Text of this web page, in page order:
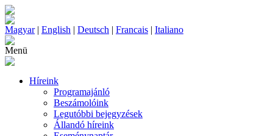
Magyar| English | Deutsch | Francais | Italiano
Menü
Híreink
Programajánló
Beszámolóink
Legutóbbi bejegyzések
Állandó híreink